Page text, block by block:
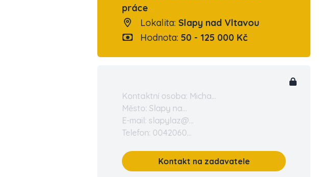
práce
Lokalita: Slapy nad Vltavou
Hodnota: 50 - 125 000 Kč
Kontaktní osoba: Micha...
Město: Slapy na...
E-mail: slapylaz@...
Telefon: 0042060...
Kontakt na zadavatele